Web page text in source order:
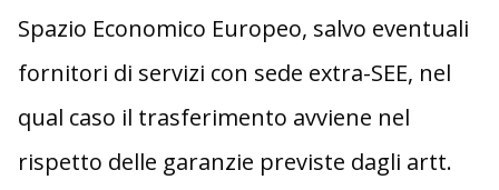
Spazio Economico Europeo, salvo eventuali
fornitori di servizi con sede extra-SEE, nel
qual caso il trasferimento avviene nel
rispetto delle garanzie previste dagli artt.